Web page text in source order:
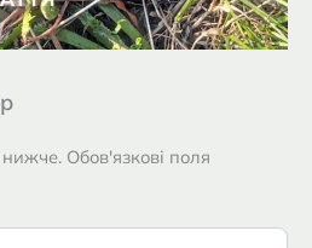
Обов'язкові поля